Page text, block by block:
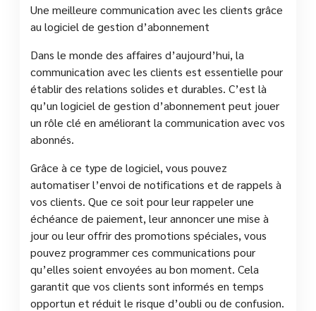
Une meilleure communication avec les clients grâce
au logiciel de gestion d’abonnement
Dans le monde des affaires d’aujourd’hui, la
communication avec les clients est essentielle pour
établir des relations solides et durables. C’est là
qu’un logiciel de gestion d’abonnement peut jouer
un rôle clé en améliorant la communication avec vos
abonnés.
Grâce à ce type de logiciel, vous pouvez
automatiser l’envoi de notifications et de rappels à
vos clients. Que ce soit pour leur rappeler une
échéance de paiement, leur annoncer une mise à
jour ou leur offrir des promotions spéciales, vous
pouvez programmer ces communications pour
qu’elles soient envoyées au bon moment. Cela
garantit que vos clients sont informés en temps
opportun et réduit le risque d’oubli ou de confusion.